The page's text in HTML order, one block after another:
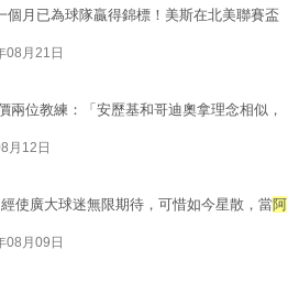
個月已為球隊贏得錦標！美斯在北美聯賽盃
08月21日
兩位教練：「安歷基和哥迪奧拿理念相似，
月12日
使廣大球迷無限期待，可惜如今星散，當阿
08月09日